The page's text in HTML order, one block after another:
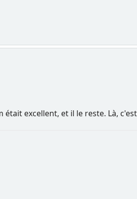
était excellent, et il le reste. Là,